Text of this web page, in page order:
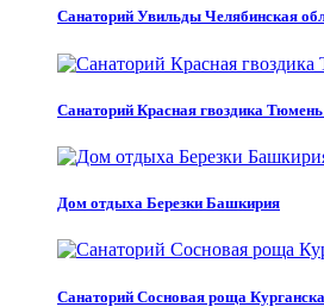
Санаторий Увильды Челябинская
Санаторий Красная гвоздика
Дом отдыха Березки Башкирия
Санаторий Сосновая роща